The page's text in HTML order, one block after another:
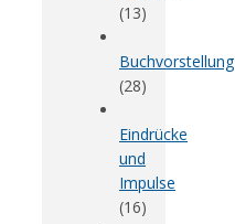
(13)
Buchvorstellung
(28)
Eindrücke
und
Impulse
(16)